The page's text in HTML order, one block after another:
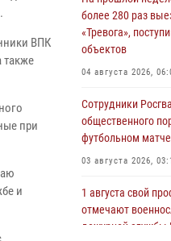
ВПК
также
при
и
более 280 раз
«Тревога»,
объектов
04 августа 2026,
Сотрудники
общественного
футбольном
03 августа 2026,
1 августа свой
отмечают
дежурной службы